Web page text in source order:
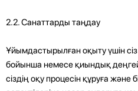
2.2. Санаттарды таңдау
Ұйымдастырылған оқыту үшін
бойынша немесе қиындық
сіздің оқу процесін құруға және